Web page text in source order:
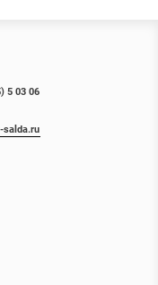
5 03 06
salda.ru